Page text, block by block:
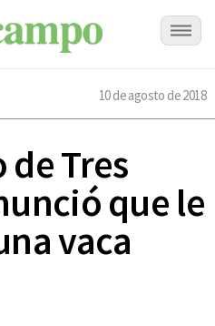
10 de agosto de 2018
Tres
que le
vaca